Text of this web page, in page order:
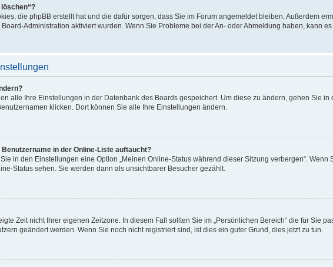
die phpBB erstellt hat und die dafür sorgen, dass Sie im Forum angemeldet bleiben. Außerdem
Board-Administration aktiviert wurden. Wenn Sie Probleme bei der An- oder Abmeldung haben, kann
alle Ihre Einstellungen in der Datenbank des Boards gespeichert. Um diese zu ändern, gehen Sie
klicken. Dort können Sie alle Ihre Einstellungen ändern.
in der Online-Liste auftaucht?
in den Einstellungen eine Option „Meinen Online-Status während dieser Sitzung verbergen“. Wenn
Status sehen. Sie werden dann als unsichtbarer Besucher gezählt.
Zeit nicht Ihrer eigenen Zeitzone. In diesem Fall sollten Sie im „Persönlichen Bereich“ die für Sie
geändert werden. Wenn Sie noch nicht registriert sind, ist dies ein guter Grund, dies jetzt zu tun.